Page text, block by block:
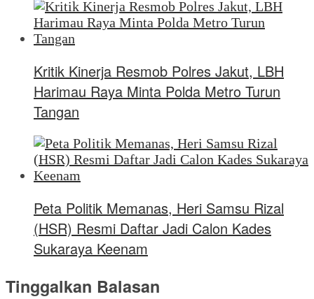
Kritik Kinerja Resmob Polres Jakut, LBH
Harimau Raya Minta Polda Metro Turun
Tangan
Peta Politik Memanas, Heri Samsu Rizal
(HSR) Resmi Daftar Jadi Calon Kades
Sukaraya Keenam
Tinggalkan Balasan